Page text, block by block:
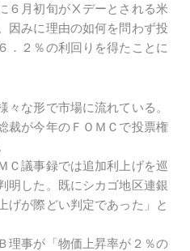
６月初旬がⅩデーとされる米
因みに理由の如何を問わず投
．２％の利回りを得たことに
な形で市場に流れている。
裁が今年のＦＯＭＣで投票権
Ｃ議事録では追加利上げを巡
明した。既にシカゴ地区連銀
げが際どい判定であった」と
理事が「物価上昇率が２％の